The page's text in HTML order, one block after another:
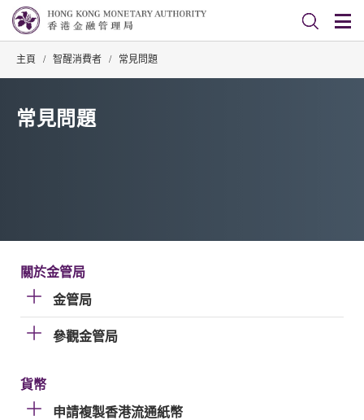
主頁 / 智醒消費者 / 常見問題
常見問題
關於金管局
金管局
參觀金管局
貨幣
申請複製香港流通紙幣